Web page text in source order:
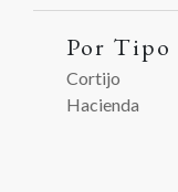
Por Tipo
Cortijo
Hacienda